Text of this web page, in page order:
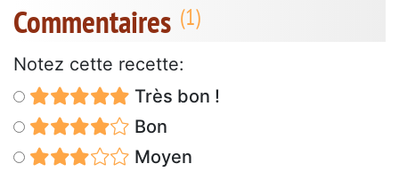
Commentaires
Notez cette recette:
Très bon !
Bon
Moyen